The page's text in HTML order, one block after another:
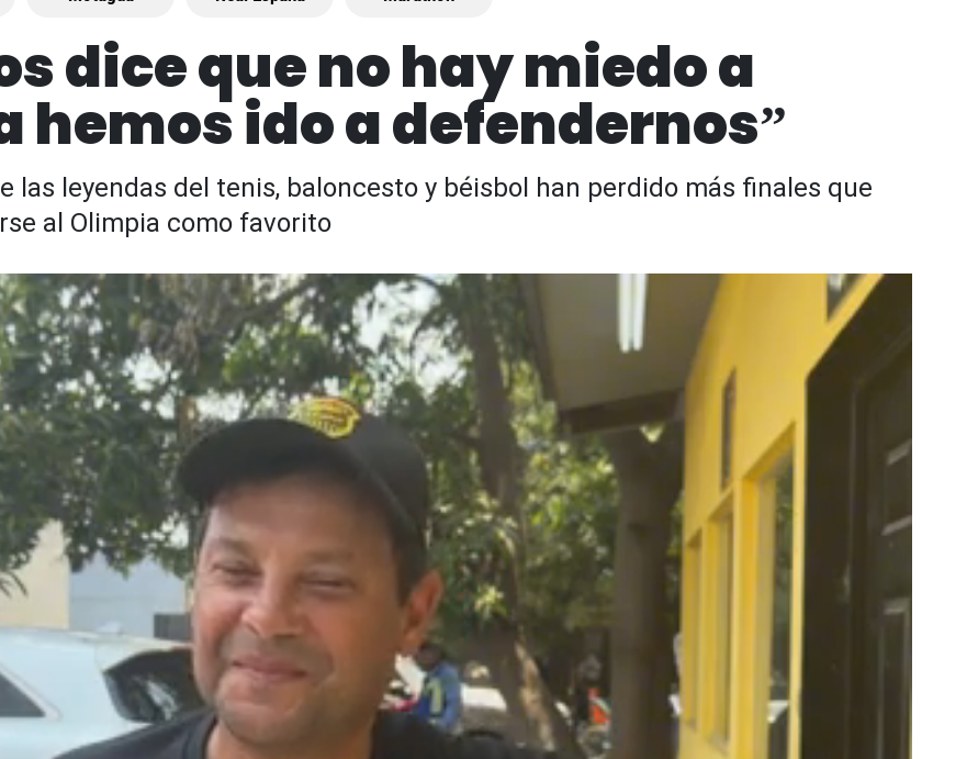
dice que no hay miedo a
hemos ido a defendernos”
las leyendas del tenis, baloncesto y béisbol han perdido más finales que
al Olimpia como favorito